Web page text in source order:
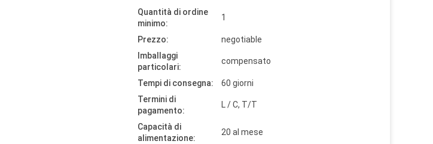
Quantità di ordine
minimo:
1
Prezzo:
negotiable
Imballaggi
particolari:
compensato
Tempi di consegna:
60 giorni
Termini di
pagamento:
L / C, T/T
Capacità di
alimentazione:
20 al mese